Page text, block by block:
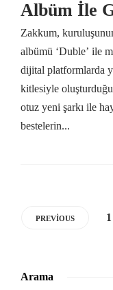
Albüm İle
Zakkum,
albümü ‘Duble’ ile
dijital platformlarda
kitlesiyle
otuz yeni şarkı ile
bestelerin...
PREVIOUS 1
Arama